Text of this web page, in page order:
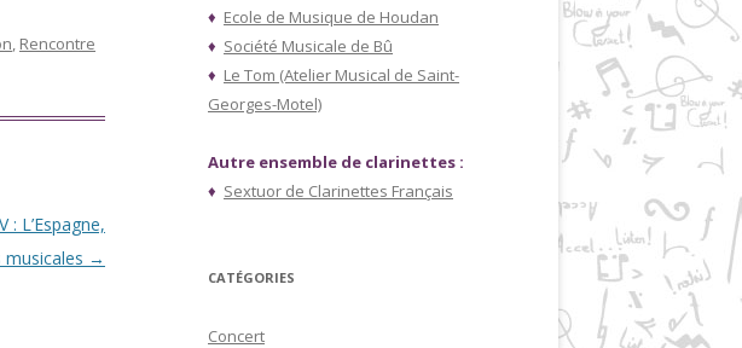
, Rencontre
L’Espagne,
musicales →
♦ Ecole de Musique de Houdan
♦ Société Musicale de Bû
♦ Le Tom (Atelier Musical de Saint-
Georges-Motel)
Autre ensemble de clarinettes :
♦ Sextuor de Clarinettes Français
CATÉGORIES
Concert